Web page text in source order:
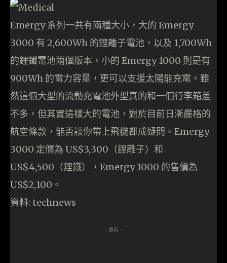
Emergy 系列一共有兩種大小，大的 Emergy
3000 有 2,600Wh 的鋰離子電池，以及 1,700Wh
的鋰鐵電池兩個版本，小的 Emergy 1000 則是有
900Wh 的電力容量，更可以支援太陽能充電。雖
然這個大型的流動充電池外型真的和一個行李箱差
不多，但其實這樣大的電池，對於目前日漸嚴格的
航空條款，能否讓你帶上飛機都成疑問。Emergy
3000 定價為 US$3,300（鋰離子）和
US$4,500（鋰鐵），Emergy 1000 的售價為
US$2,100。
資料: technews
- 廣告 -